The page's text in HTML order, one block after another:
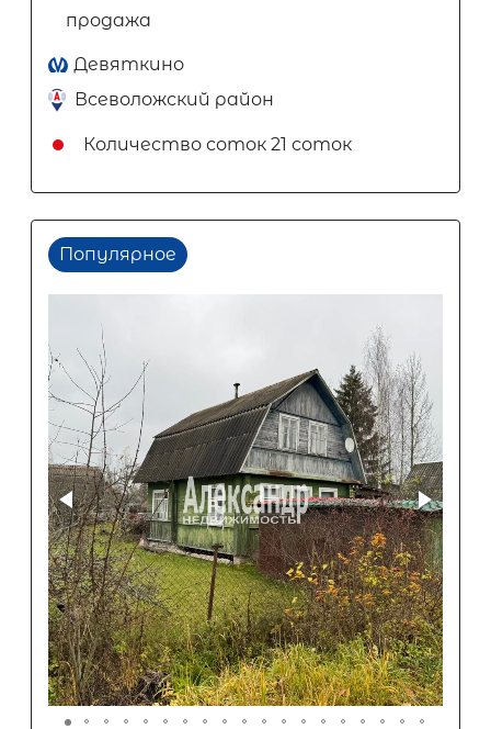
продажа
Девяткино
Всеволожский район
Количество соток 21 соток
Популярное